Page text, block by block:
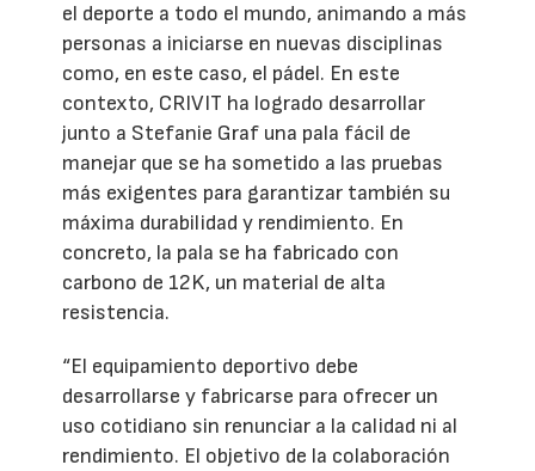
el deporte a todo el mundo, animando a más
personas a iniciarse en nuevas disciplinas
como, en este caso, el pádel. En este
contexto, CRIVIT ha logrado desarrollar
junto a Stefanie Graf una pala fácil de
manejar que se ha sometido a las pruebas
más exigentes para garantizar también su
máxima durabilidad y rendimiento. En
concreto, la pala se ha fabricado con
carbono de 12K, un material de alta
resistencia.
“El equipamiento deportivo debe
desarrollarse y fabricarse para ofrecer un
uso cotidiano sin renunciar a la calidad ni al
rendimiento. El objetivo de la colaboración